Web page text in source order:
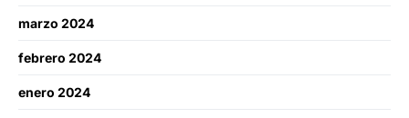
marzo 2024
febrero 2024
enero 2024